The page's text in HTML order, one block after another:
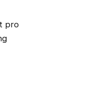
pro